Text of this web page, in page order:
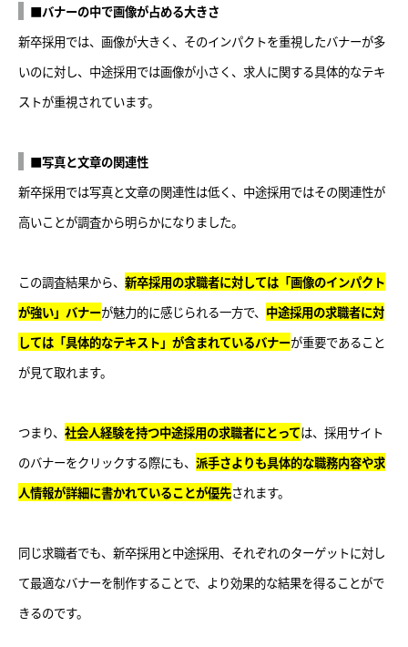
■バナーの中で画像が占める大きさ
新卒採用では、画像が大きく、そのインパクトを重視したバナーが多
いのに対し、中途採用では画像が小さく、求人に関する具体的なテキ
ストが重視されています。
■写真と文章の関連性
新卒採用では写真と文章の関連性は低く、中途採用ではその関連性が
高いことが調査から明らかになりました。
この調査結果から、 新卒採用の求職者に対しては「画像のインパクト
が強い」バナーが魅力的に感じられる一方で、 中途採用の求職者に対
しては「具体的なテキスト」が含まれているバナーが重要であること
が見て取れます。
つまり、 社会人経験を持つ中途採用の求職者にとっては、採用サイト
のバナーをクリックする際にも、 派手さよりも具体的な職務内容や求
人情報が詳細に書かれていることが優先されます。
同じ求職者でも、新卒採用と中途採用、それぞれのターゲットに対し
て最適なバナーを制作することで、より効果的な結果を得ることがで
きるのです。